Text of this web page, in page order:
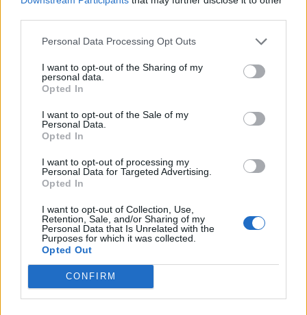
Personal Data Processing Opt Outs
I want to opt-out of the Sharing of my
personal data.
Opted In
I want to opt-out of the Sale of my
Personal Data.
Opted In
I want to opt-out of processing my
Personal Data for Targeted Advertising.
Opted In
I want to opt-out of Collection, Use,
Retention, Sale, and/or Sharing of my
Personal Data that Is Unrelated with the
Purposes for which it was collected.
Opted Out
CONFIRM